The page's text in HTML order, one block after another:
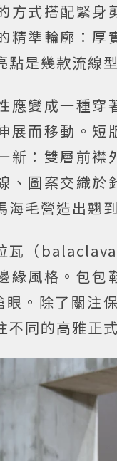
方式搭配緊身
精準輪廓：厚
點是幾款流線
應變成一種穿
展而移動。短
新：雙層前襟
、圖案交織於
海毛營造出翹
瓦（
緣風格。包包
眼。除了關注
不同的高雅正